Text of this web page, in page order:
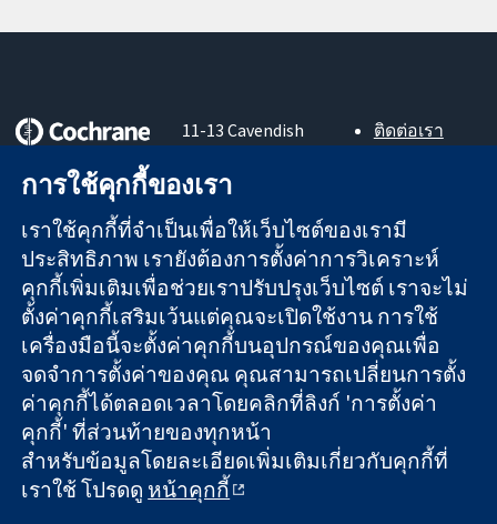
หลักฐานที่เชื่อถือ
ได้
สู่การตัดสินใจ
อย่างมีข้อมูล
เพื่อสุขภาพที่ดีขึ้น
11-13 Cavendish
London
United Kingdom
ติดต่อเรา
About us
ตำแหน่งงาน
Cochrane
Library
The Cochrane Collaboration เป็นองค์กรการกุศล (เลขที่ 1045921)
และบริษัทจำกัดโดยการค้ำประกัน (เลขที่ 03044323) ที่จดทะเบียน
ในอังกฤษและเวลส์ หมายเลขจดทะเบียนภาษีมูลค่าเพิ่ม GB 718
2127 49
สงวนลิขสิทธิ์ © 2026 The Cochrane Collaboration
การใช้คุกกี้ของเรา
เราใช้คุกกี้ที่จำเป็นเพื่อให้เว็บไซต์ของเรามี
ประสิทธิภาพ เรายังต้องการตั้งค่าการวิเคราะห์
คุกกี้เพิ่มเติมเพื่อช่วยเราปรับปรุงเว็บไซต์ เราจะไม่
ตั้งค่าคุกกี้เสริมเว้นแต่คุณจะเปิดใช้งาน การใช้
เครื่องมือนี้จะตั้งค่าคุกกี้บนอุปกรณ์ของคุณเพื่อ
จดจำการตั้งค่าของคุณ คุณสามารถเปลี่ยนการตั้ง
ค่าคุกกี้ได้ตลอดเวลาโดยคลิกที่ลิงก์ 'การตั้งค่า
คุกกี้' ที่ส่วนท้ายของทุกหน้า
สำหรับข้อมูลโดยละเอียดเพิ่มเติมเกี่ยวกับคุกกี้ที่
เราใช้ โปรดดู หน้าคุกกี้